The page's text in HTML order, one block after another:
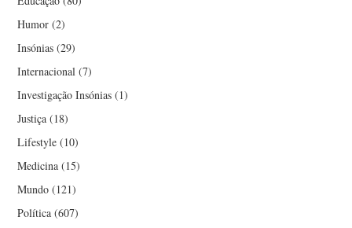
Humor (2)
Insónias (29)
Internacional (7)
Investigação Insónias (1)
Justiça (18)
Lifestyle (10)
Medicina (15)
Mundo (121)
Política (607)